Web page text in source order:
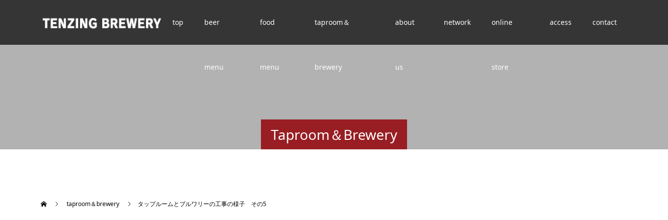
top beer
menu
food
menu
taproom＆
brewery
about
us
network online
store
access contact
Taproom＆Brewery
taproom＆brewery タップルームとブルワリーの工事の様子 その5